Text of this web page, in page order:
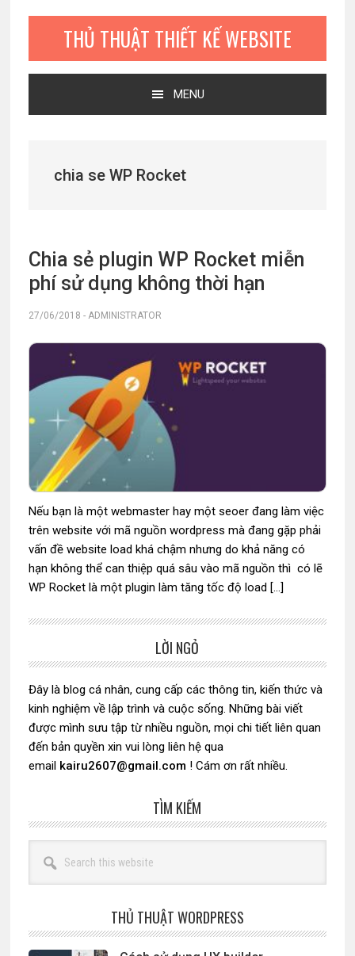
THỦ THUẬT THIẾT KẾ WEBSITE
MENU
chia se WP Rocket
Chia sẻ plugin WP Rocket miễn
phí sử dụng không thời hạn
27/06/2018 - ADMINISTRATOR
Nếu bạn là một webmaster hay một seoer đang làm việc
trên website với mã nguồn wordpress mà đang gặp phải
vấn đề website load khá chậm nhưng do khả năng có
hạn không thể can thiệp quá sâu vào mã nguồn thì có lẽ
WP Rocket là một plugin làm tăng tốc độ load […]
chính
LỜI NGỎ
Đây là blog cá nhân, cung cấp các thông tin, kiến thức và
kinh nghiệm về lập trình và cuộc sống. Những bài viết
được mình sưu tập từ nhiều nguồn, mọi chi tiết liên quan
đến bản quyền xin vui lòng liên hệ qua
email kairu2607@gmail.com ! Cám ơn rất nhiều.
TÌM KIẾM
this
website
THỦ THUẬT WORDPRESS